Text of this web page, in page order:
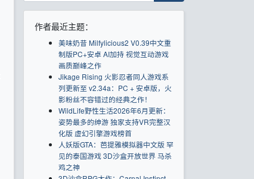
作者最近主题：
美味奶昔 Milfylicious2 V0.39中文重
制版PC+安卓 AI加持 视觉互动游戏
画质巅峰之作
Jikage Rising 火影忍者同人游戏系
列更新至 v2.34a：PC + 安卓版，火
影粉丝不容错过的经典之作！
WildLife野性生活2026年6月更新：
姿势最多的绅游 独家支持VR完整汉
化版 虚幻引擎游戏榜首
人妖版GTA：芭提雅模拟器中文版 罕
见的泰国游戏 3D沙盒开放世界 马杀
鸡之神